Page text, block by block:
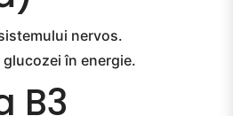
nervos.
în energie.
B3